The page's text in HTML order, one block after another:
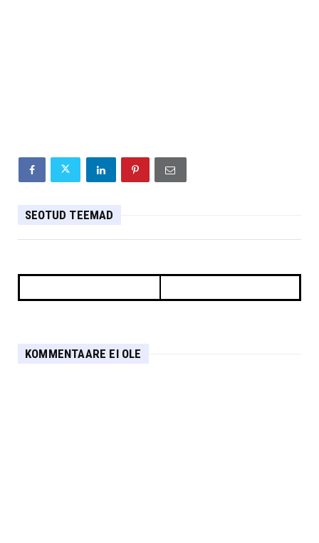
SEOTUD TEEMAD
KOMMENTAARE EI OLE